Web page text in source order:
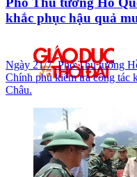
khắc phục hậu quả
Ngày 21/7, Phó Thủ tướng
Chính phủ kiểm tra công tác
Châu.